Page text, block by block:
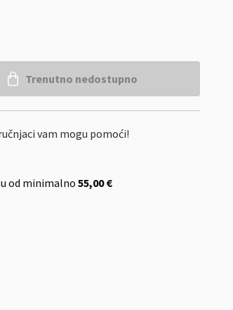
Trenutno nedostupno
vam mogu pomoći!
od minimalno55,00 €